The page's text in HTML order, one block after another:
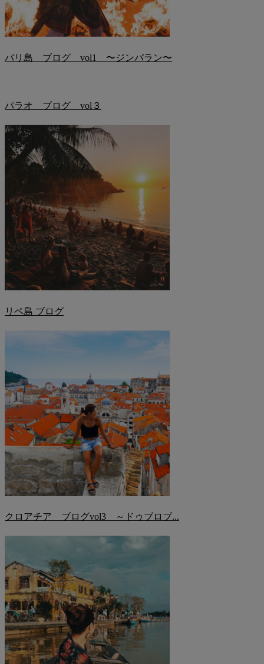
バリ島 ブログ vol1 〜ジンバラン〜
パラオ ブログ vol３
リペ島 ブログ
クロアチア ブログvol3 ～ドゥブロブ...